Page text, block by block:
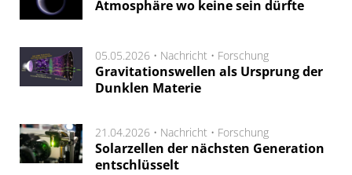
Atmosphäre wo keine sein dürfte
05.05.2026 • Nachricht • Forschung
Gravitationswellen als Ursprung der
Dunklen Materie
21.04.2026 • Nachricht • Forschung
Solarzellen der nächsten Generation
entschlüsselt